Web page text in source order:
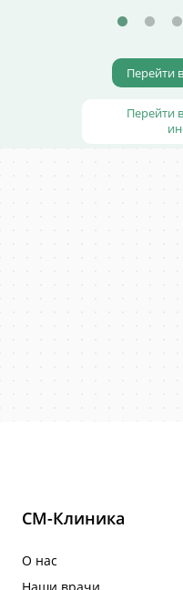
Перейти
Перейти
СМ-Клиника
О нас